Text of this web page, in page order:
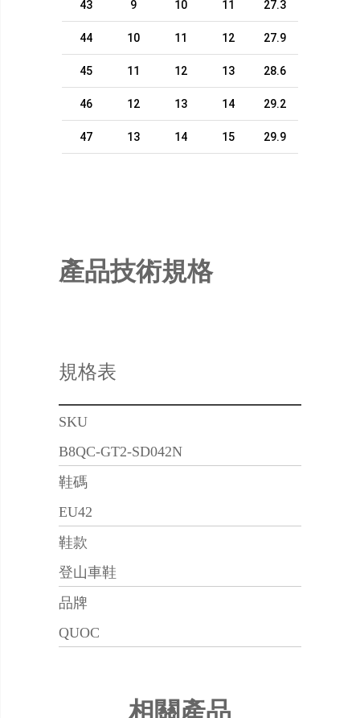
43 9 10 11 27.3
44 10 11 12 27.9
45 11 12 13 28.6
46 12 13 14 29.2
47 13 14 15 29.9
產品技術規格
規格表
SKU
B8QC-GT2-SD042N
鞋碼
EU42
鞋款
登山車鞋
品牌
QUOC
相關產品